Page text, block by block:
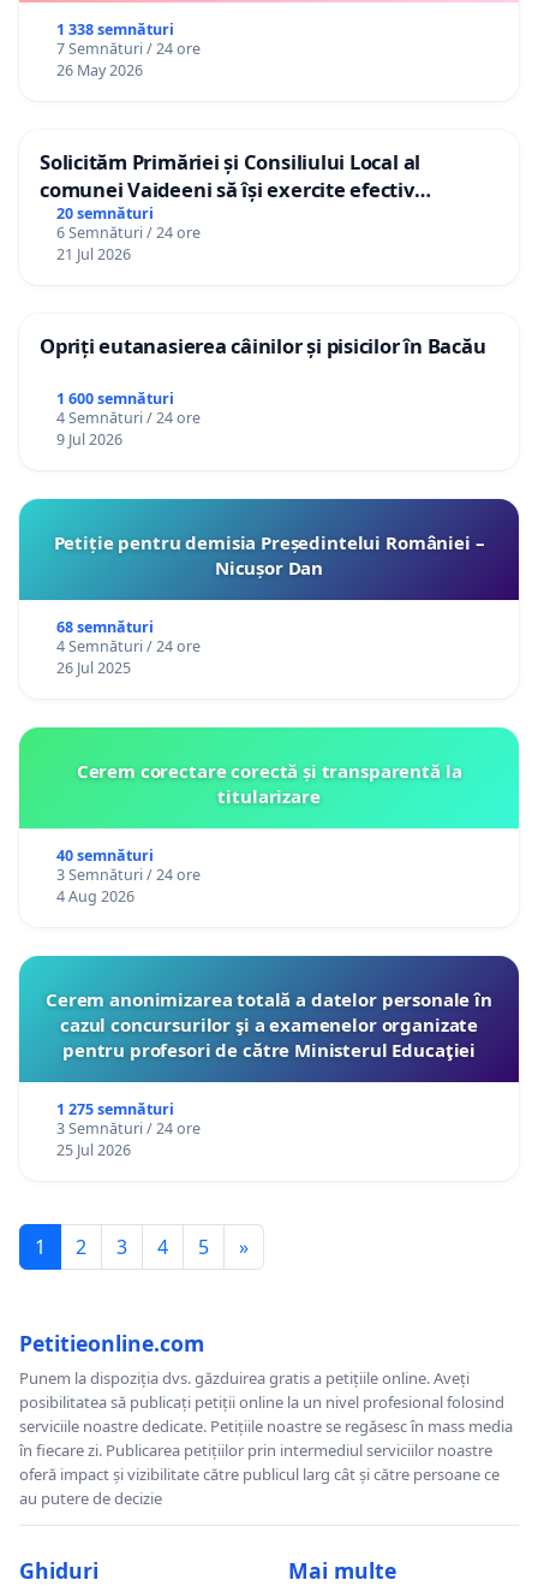
1 338 semnături
7 Semnături / 24 ore
26 May 2026
Solicităm Primăriei și Consiliului Local al
comunei Vaideeni să își exercite efectiv
atribuțiile legale și să reprezinte interesele
cetățenilor în raport cu APAVIL S.A, operatorul
serviciului de apă!
20 semnături
6 Semnături / 24 ore
21 Jul 2026
Opriți eutanasierea câinilor și pisicilor în Bacău
1 600 semnături
4 Semnături / 24 ore
9 Jul 2026
Petiție pentru demisia Președintelui României –
Nicușor Dan
68 semnături
4 Semnături / 24 ore
26 Jul 2025
Cerem corectare corectă și transparentă la
titularizare
40 semnături
3 Semnături / 24 ore
4 Aug 2026
Cerem anonimizarea totală a datelor personale în
cazul concursurilor şi a examenelor organizate
pentru profesori de către Ministerul Educaţiei
1 275 semnături
3 Semnături / 24 ore
25 Jul 2026
1 2 3 4 5 »
Petitieonline.com
Punem la dispoziția dvs. găzduirea gratis a petițiile online. Aveți
posibilitatea să publicați petiții online la un nivel profesional folosind
serviciile noastre dedicate. Petițiile noastre se regăsesc în mass media
în fiecare zi. Publicarea petițiilor prin intermediul serviciilor noastre
oferă impact și vizibilitate către publicul larg cât și către persoane ce
au putere de decizie
Ghiduri Mai multe